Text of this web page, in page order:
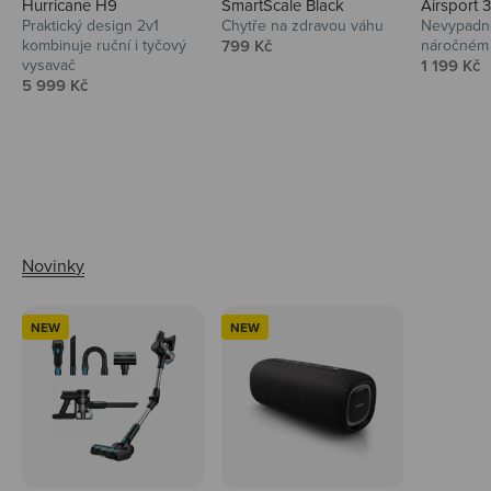
Hurricane H9
Praktický design 2v1
kombinuje ruční i tyčový
vysavač
Prodejní cena
5 999 Kč
SmartScale Black
Chytře na zdravou váhu
Prodejní cena
799 Kč
Airsport
Prodejní
1 199 Kč
NEW NEW